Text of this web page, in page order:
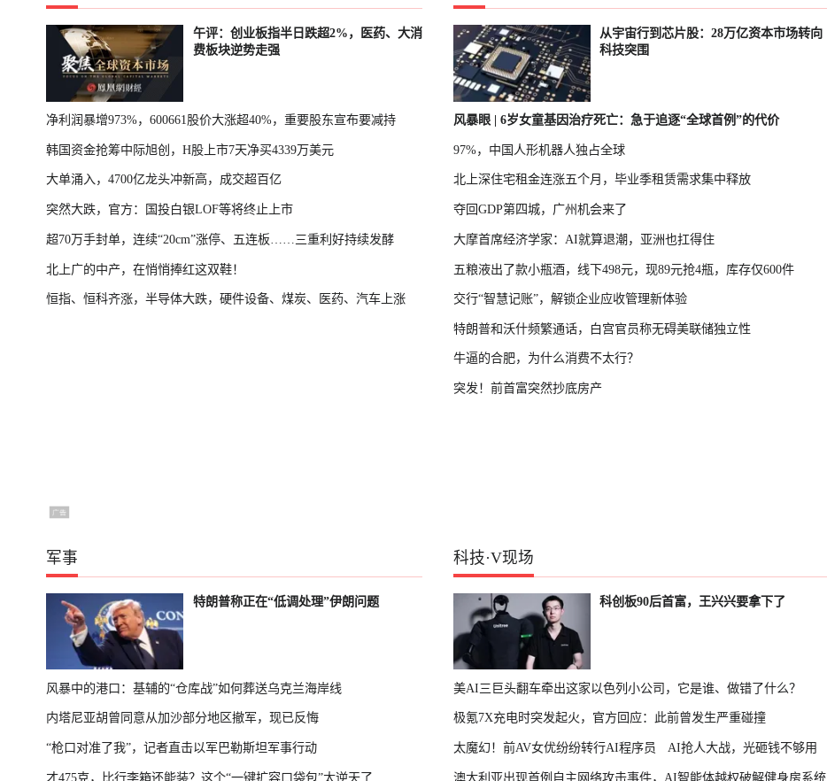
午评：创业板指半日跌超2%，医药、大消
费板块逆势走强
净利润暴增973%，600661股价大涨超40%，重要股东宣布要减持
韩国资金抢筹中际旭创，H股上市7天净买4339万美元
大单涌入，4700亿龙头冲新高，成交超百亿
突然大跌，官方：国投白银LOF等将终止上市
超70万手封单，连续“20cm”涨停、五连板……三重利好持续发酵
北上广的中产，在悄悄捧红这双鞋！
恒指、恒科齐涨，半导体大跌，硬件设备、煤炭、医药、汽车上涨
从宇宙行到芯片股：28万亿资本市场转向
科技突围
风暴眼 | 6岁女童基因治疗死亡：急于追逐“全球首例”的代价
97%，中国人形机器人独占全球
北上深住宅租金连涨五个月，毕业季租赁需求集中释放
夺回GDP第四城，广州机会来了
大摩首席经济学家：AI就算退潮，亚洲也扛得住
五粮液出了款小瓶酒，线下498元，现89元抢4瓶，库存仅600件
交行“智慧记账”，解锁企业应收管理新体验
特朗普和沃什频繁通话，白宫官员称无碍美联储独立性
牛逼的合肥，为什么消费不太行？
突发！前首富突然抄底房产
军事
特朗普称正在“低调处理”伊朗问题
风暴中的港口：基辅的“仓库战”如何葬送乌克兰海岸线
内塔尼亚胡曾同意从加沙部分地区撤军，现已反悔
“枪口对准了我”，记者直击以军巴勒斯坦军事行动
才475克，比行李箱还能装？这个“一键扩容口袋包”太逆天了
科技·V现场
科创板90后首富，王兴兴要拿下了
美AI三巨头翻车牵出这家以色列小公司，它是谁、做错了什么？
极氪7X充电时突发起火，官方回应：此前曾发生严重碰撞
太魔幻！前AV女优纷纷转行AI程序员 AI抢人大战，光砸钱不够用
了
澳大利亚出现首例自主网络攻击事件，AI智能体越权破解健身房系统